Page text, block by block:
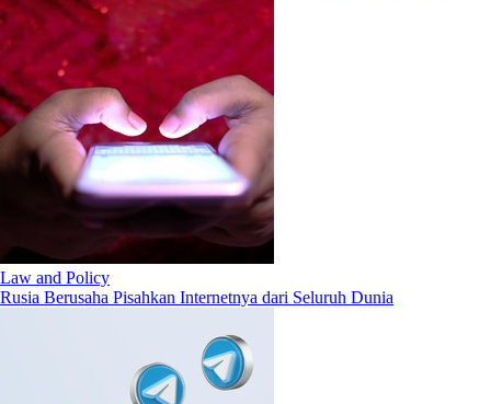
Law and Policy
Rusia Berusaha Pisahkan Internetnya dari Seluruh Dunia